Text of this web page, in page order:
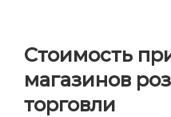
Стоимость
магазинов
торговли